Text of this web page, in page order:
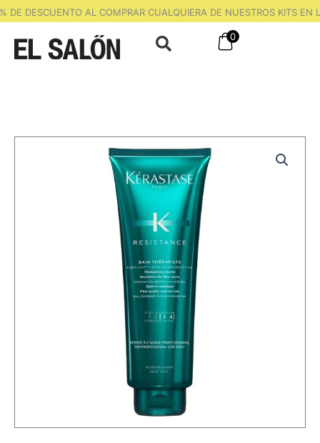
Ir
al
contenido
DE DESCUENTO AL COMPRAR CUALQUIERA DE NUESTROS KITS EN
0